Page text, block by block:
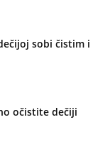
sobi čistim i
očistite dečiji